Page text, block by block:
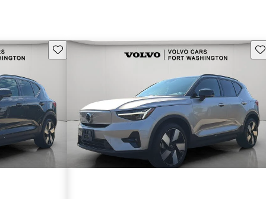
Guarda este Aviso